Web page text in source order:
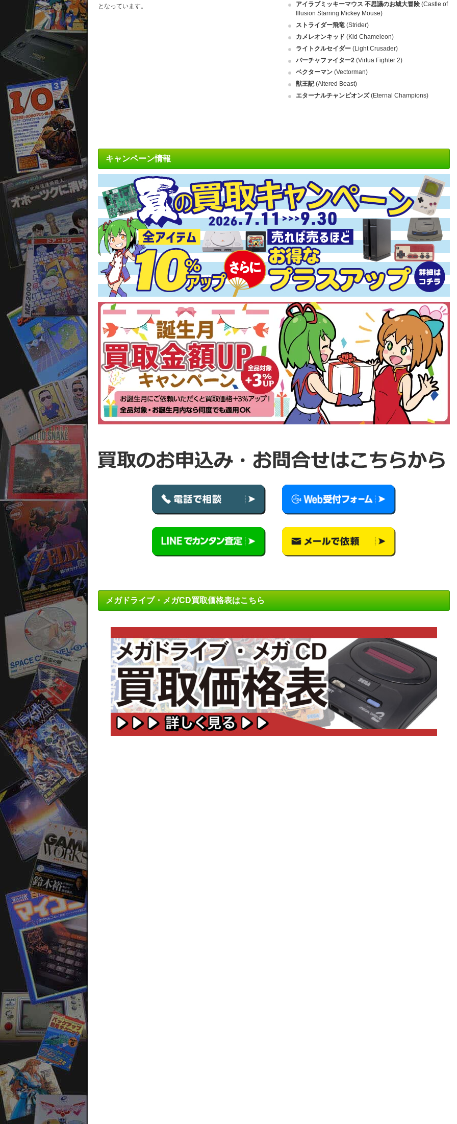
となっています。
アイラブミッキーマウス 不思議のお城大冒険(Castle of
Illusion Starring Mickey Mouse)
ストライダー飛竜(Strider)
カメレオンキッド (Kid Chameleon)
ライトクルセイダー(Light Crusader)
バーチャファイター2(Virtua Fighter 2)
ベクターマン(Vectorman)
獣王記(Altered Beast)
エターナルチャンピオンズ(Eternal Champions)
キャンペーン情報
メガドライブ・メガCD買取価格表はこちら